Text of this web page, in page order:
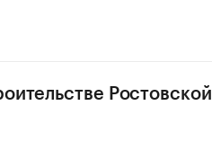
Ростовской